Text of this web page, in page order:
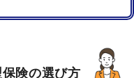
険の選び方